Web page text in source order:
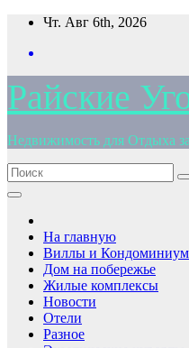
Перейти
содержимому
Чт. Авг 6th, 2026
Райские
Недвижимость для Отдыха
На главную
Виллы и
Дом на побережье
Жилые комплексы
Новости
Отели
Разное